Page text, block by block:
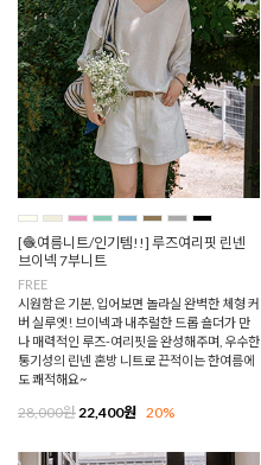
[🧶여름니트/인기템!!] 루즈여리핏 린넨
브이넥 7부니트
FREE
시원함은 기본, 입어보면 놀라실 완벽한 체형 커
버 실루엣! 브이넥과 내추럴한 드롭 숄더가 만
나 매력적인 루즈-여리핏을 완성해주며, 우수한
통기성의 린넨 혼방 니트로 끈적이는 한여름에
도 쾌적해요~
28,000원 22,400원 20%